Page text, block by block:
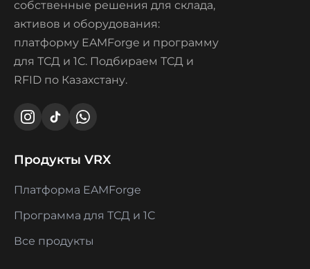
собственные решения для склада,
активов и оборудования:
платформу EAMForge и программу
для ТСД и 1С. Подбираем ТСД и
RFID по Казахстану.
Продукты VRX
Платформа EAMForge
Программа для ТСД и 1С
Все продукты